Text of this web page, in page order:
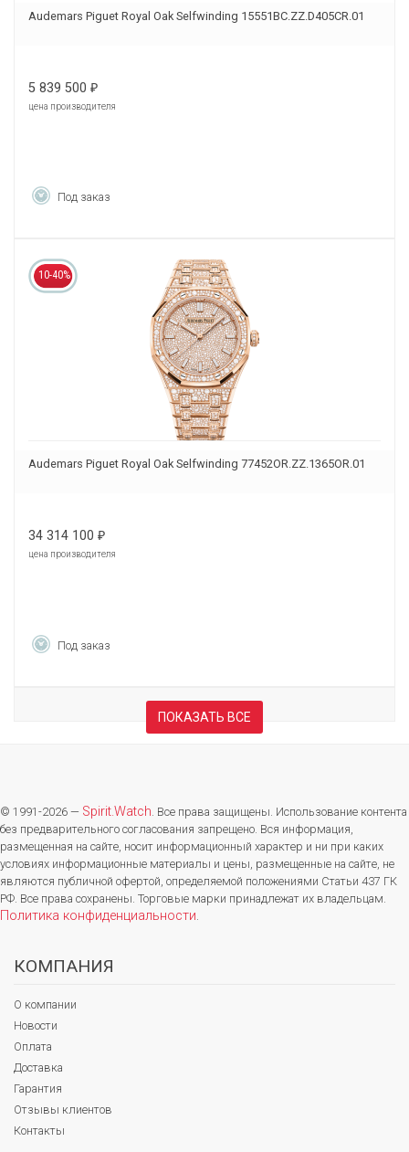
Audemars Piguet Royal Oak Selfwinding 15551BC.ZZ.D405CR.01
5 839 500 ₽
цена производителя
Под заказ
10-40%
Audemars Piguet Royal Oak Selfwinding 77452OR.ZZ.1365OR.01
34 314 100 ₽
цена производителя
Под заказ
ПОКАЗАТЬ ВСЕ
© 1991-2026 — Spirit.Watch. Все права защищены. Использование контента
без предварительного согласования запрещено. Вся информация,
размещенная на сайте, носит информационный характер и ни при каких
условиях информационные материалы и цены, размещенные на сайте, не
являются публичной офертой, определяемой положениями Статьи 437 ГК
РФ. Все права сохранены. Торговые марки принадлежат их владельцам.
Политика конфиденциальности.
КОМПАНИЯ
О компании
Новости
Оплата
Доставка
Гарантия
Отзывы клиентов
Контакты